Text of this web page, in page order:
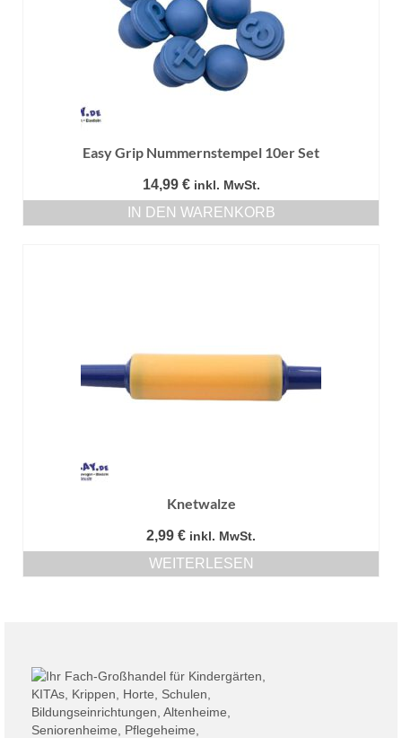
Optionen
können
auf
der
Produktseite
Easy Grip Nummernstempel 10er Set
14,99 € inkl. MwSt.
IN DEN WARENKORB
Knetwalze
2,99 € inkl. MwSt.
WEITERLESEN